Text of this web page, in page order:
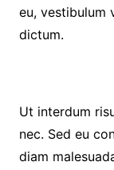
eu, vestibulum
dictum.
Ut interdum
nec. Sed eu
diam